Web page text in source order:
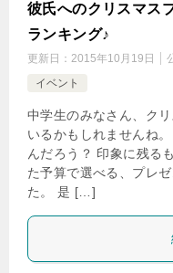
彼氏へのクリスマス
ランキング♪
更新日： 2015年10月19日
イベント
中学生のみなさん、ク
いるかもしれませんね
んだろう？ 印象に残る
た予算で選べる、プレ
た。 是 […]